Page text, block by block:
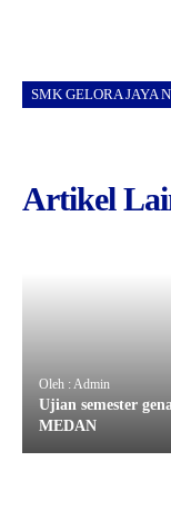
SMK GELORA JAYA
Artikel
Oleh : Admin
Ujian semester
MEDAN